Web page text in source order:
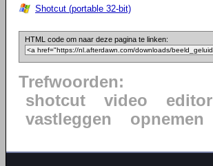
Shotcut (portable 32-bit)
HTML code om naar deze pagina te linken:
Trefwoorden:
shotcut
video editor
vastleggen
opnemen